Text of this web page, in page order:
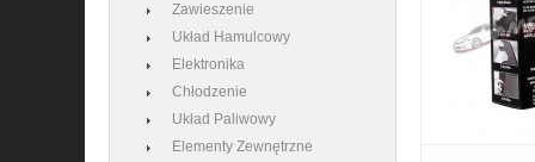
Zawieszenie
Układ Hamulcowy
Elektronika
Chłodzenie
Układ Paliwowy
Elementy Zewnętrzne